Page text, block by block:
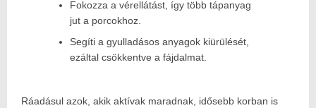
Fokozza a vérellátást, így több tápanyag
jut a porcokhoz.
Segíti a gyulladásos anyagok kiürülését,
ezáltal csökkentve a fájdalmat.
Ráadásul azok, akik aktívak maradnak, idősebb korban is